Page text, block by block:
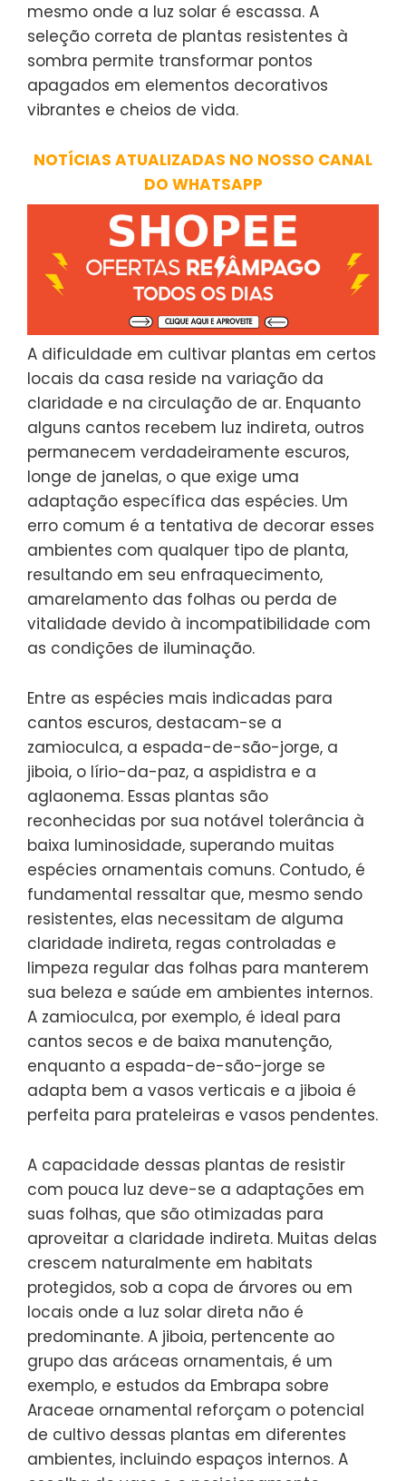
mesmo onde a luz solar é escassa. A
seleção correta de plantas resistentes à
sombra permite transformar pontos
apagados em elementos decorativos
vibrantes e cheios de vida.
NOTÍCIAS ATUALIZADAS NO NOSSO CANAL
DO WHATSAPP
A dificuldade em cultivar plantas em certos
locais da casa reside na variação da
claridade e na circulação de ar. Enquanto
alguns cantos recebem luz indireta, outros
permanecem verdadeiramente escuros,
longe de janelas, o que exige uma
adaptação específica das espécies. Um
erro comum é a tentativa de decorar esses
ambientes com qualquer tipo de planta,
resultando em seu enfraquecimento,
amarelamento das folhas ou perda de
vitalidade devido à incompatibilidade com
as condições de iluminação.
Entre as espécies mais indicadas para
cantos escuros, destacam-se a
zamioculca, a espada-de-são-jorge, a
jiboia, o lírio-da-paz, a aspidistra e a
aglaonema. Essas plantas são
reconhecidas por sua notável tolerância à
baixa luminosidade, superando muitas
espécies ornamentais comuns. Contudo, é
fundamental ressaltar que, mesmo sendo
resistentes, elas necessitam de alguma
claridade indireta, regas controladas e
limpeza regular das folhas para manterem
sua beleza e saúde em ambientes internos.
A zamioculca, por exemplo, é ideal para
cantos secos e de baixa manutenção,
enquanto a espada-de-são-jorge se
adapta bem a vasos verticais e a jiboia é
perfeita para prateleiras e vasos pendentes.
A capacidade dessas plantas de resistir
com pouca luz deve-se a adaptações em
suas folhas, que são otimizadas para
aproveitar a claridade indireta. Muitas delas
crescem naturalmente em habitats
protegidos, sob a copa de árvores ou em
locais onde a luz solar direta não é
predominante. A jiboia, pertencente ao
grupo das aráceas ornamentais, é um
exemplo, e estudos da Embrapa sobre
Araceae ornamental reforçam o potencial
de cultivo dessas plantas em diferentes
ambientes, incluindo espaços internos. A